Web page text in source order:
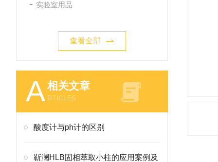
实验室用品
查看全部
A相关文章
RTICLES
酸度计与ph计的区别
靳澜HLB固相萃取小柱的应用案例及